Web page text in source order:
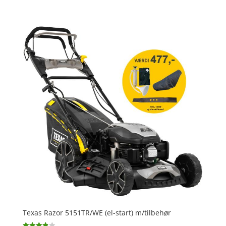
Texas Razor 5151TR/WE (el-start) m/tilbehør